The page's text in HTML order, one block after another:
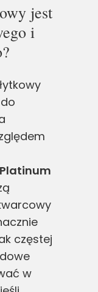
jest
i
Platinum
częstej
w